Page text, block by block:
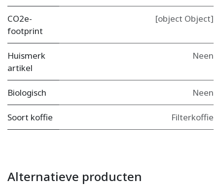
CO2e-
footprint
[object Object]
Huismerk
artikel
Neen
Biologisch Neen
Soort koffie Filterkoffie
Alternatieve producten